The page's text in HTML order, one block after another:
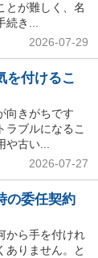
とが難しく、名
続き...
2026-07-29
を付けるこ
向きがちです
ラブルになるこ
や古い...
2026-07-27
の委任契約
から手を付けれ
ありません。と